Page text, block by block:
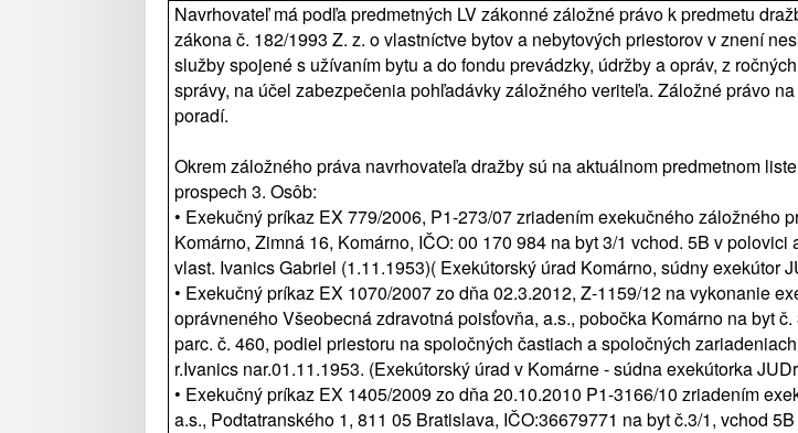
Navrhovateľ má podľa predmetných LV zákonné záložné právo k predmetu
zákona č. 182/1993 Z. z. o vlastníctve bytov a nebytových priestorov v znení
služby spojené s užívaním bytu a do fondu prevádzky, údržby a opráv, z
správy, na účel zabezpečenia pohľadávky záložného veriteľa. Záložné právo
poradí.
Okrem záložného práva navrhovateľa dražby sú na aktuálnom predmetnom
prospech 3. Osôb:
• Exekučný príkaz EX 779/2006, P1-273/07 zriadením exekučného záložného
Komárno, Zimná 16, Komárno, IČO: 00 170 984 na byt 3/1 vchod. 5B v
vlast. Ivanics Gabriel (1.11.1953)( Exekútorský úrad Komárno, súdny exekútor
• Exekučný príkaz EX 1070/2007 zo dňa 02.3.2012, Z-1159/12 na vykonanie
oprávneného Všeobecná zdravotná poisťovňa, a.s., pobočka Komárno na byt
parc. č. 460, podiel priestoru na spoločných častiach a spoločných
r.Ivanics nar.01.11.1953. (Exekútorský úrad v Komárne - súdna exekútorka
• Exekučný príkaz EX 1405/2009 zo dňa 20.10.2010 P1-3166/10 zriadením
a.s., Podtatranského 1, 811 05 Bratislava, IČO:36679771 na byt č.3/1, vchod